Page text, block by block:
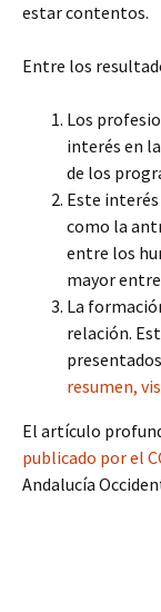
estar contentos.
Entre los
Los
interés en
de los
Este
como la
entre los
mayor
La
relación.
resumen,
El artículo
publicado por el
Andalucía